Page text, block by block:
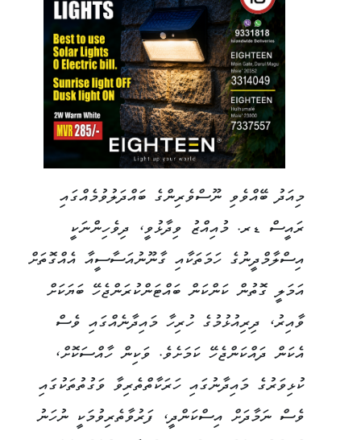
މިއަދު ބޭއްވެވި ނޫސްވެރިންގެ ބައްދަލުވުމެއްގައި
ރައީސް ޑރ. މުއިއްޒު ވިދާޅުވީ، ދިވެހިންނަކީ
އިސްލާމްދީނުގެ ހަމަތަކާއި ގާނޫނުއަސާސީއާ އެއްގޮތަށް
އަމަލީ ގޮތުން ކަންކަން ބައްޓަންކުރަންޖެހޭ ބަޔަކަށް
ވާއިރު، ދިރިއުޅުމުގެ ހުރިހާ މައިދާނެއްގައި ވެސް
އެކަން ދައްކަންޖެހޭ ކަމަށެވެ. ވަކިން ހާއްސަކޮށް،
ކުޅިވަރުގެ މައިދާނުގައި ހަރަކާތްތެރިވާ ވަގުތުތަކުގައި
ވެސް ނަމާދަށް އިސްކަންދީ، ފަރުވާތެރިވުމަކީ ނުހަނު